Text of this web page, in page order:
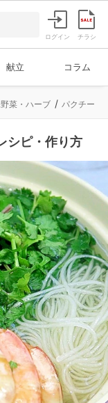
ログイン チラシ
献立 コラム
菜・ハーブ パクチー
シピ・作り方